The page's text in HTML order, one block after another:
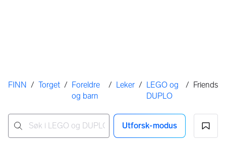
Her er du
FINN / Torget / Foreldre
og barn
/ Leker / LEGO og
DUPLO
/ Friends
Utforsk-modus